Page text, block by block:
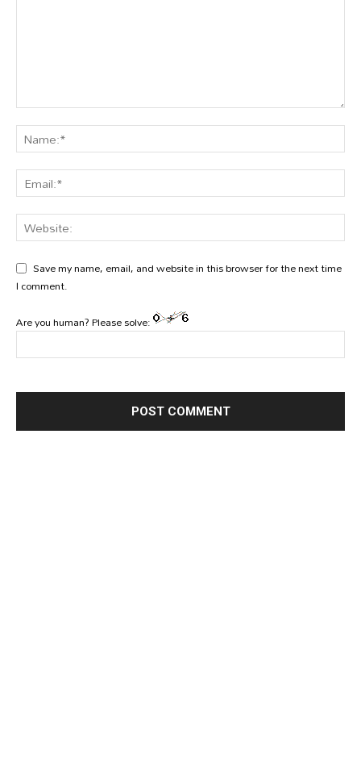
Save my name, email, and website in this browser for the next time
I comment.
Are you human? Please solve: